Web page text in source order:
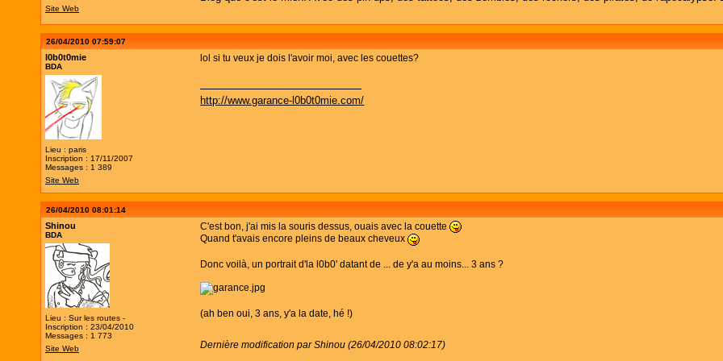
Site Web
26/04/2010 07:59:07
l0b0t0mie
BDA
Lieu : paris
Inscription : 17/11/2007
Messages : 1 389
Site Web
lol si tu veux je dois l'avoir moi, avec les couettes?
http://www.garance-l0b0t0mie.com/
26/04/2010 08:01:14
Shinou
BDA
Lieu : Sur les routes -
Inscription : 23/04/2010
Messages : 1 773
Site Web
C'est bon, j'ai mis la souris dessus, ouais avec la couette
Quand t'avais encore pleins de beaux cheveux
Donc voilà, un portrait d'la l0b0' datant de ... de y'a au moins... 3 ans ?
(ah ben oui, 3 ans, y'a la date, hé !)
Dernière modification par Shinou (26/04/2010 08:02:17)